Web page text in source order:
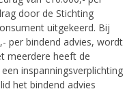
door de Stichting
uitgekeerd. Bij
per bindend advies, wordt
meerdere heeft de
inspanningsverplichting
het bindend advies